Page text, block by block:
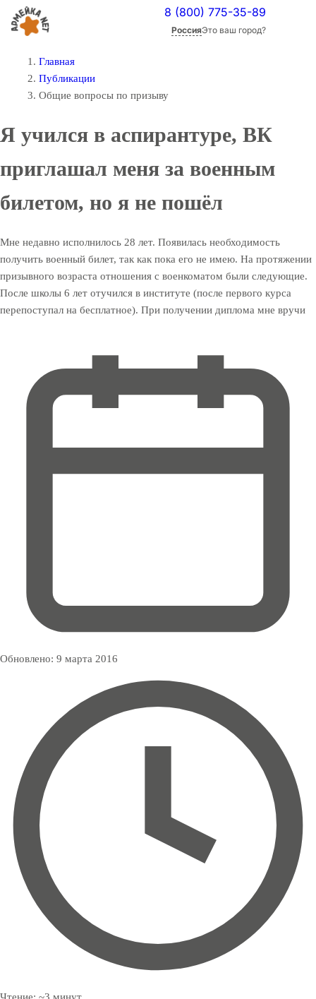
8 (800) 775-35-89
РоссияЭто ваш город?
Главная
Публикации
Общие вопросы по призыву
Я учился в аспирантуре, ВК
приглашал меня за военным
билетом, но я не пошёл
Мне недавно исполнилось 28 лет. Появилась необходимость
получить военный билет, так как пока его не имею. На протяжении
призывного возраста отношения с военкоматом были следующие.
После школы 6 лет отучился в институте (после первого курса
перепоступал на бесплатное). При получении диплома мне вручи
Обновлено: 9 марта 2016